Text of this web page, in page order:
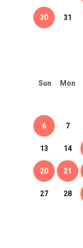
30 31
Sun Mon
6 7
13 14
20 21
27 28